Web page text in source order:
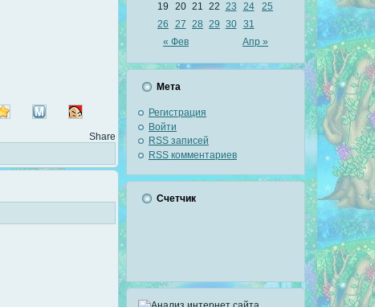
Share
« Фев Апр »
19
20 21 22 23 24
25
26
27 28 29 30 31
Мета
Регистрация
Войти
RSS записей
RSS комментариев
Счетчик